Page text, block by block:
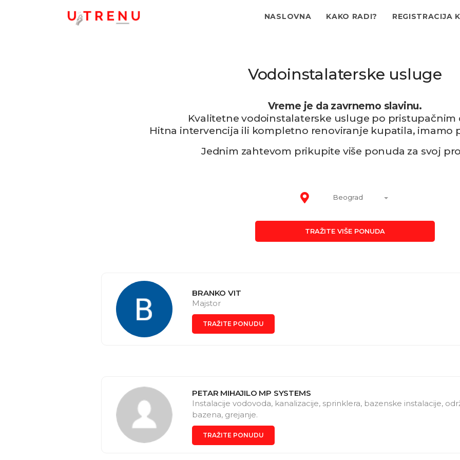
NASLOVNA KAKO RADI? REGISTRACIJA
Vodoinstalaterske usluge
Vreme je da zavrnemo slavinu.
Kvalitetne vodoinstalaterske usluge po pristupačnim
Hitna intervencija ili kompletno renoviranje kupatila, imamo
Jednim zahtevom prikupite više ponuda za svoj
Beograd
TRAŽITE VIŠE PONUDA
BRANKO VIT
Majstor
TRAŽITE PONUDU
PETAR MIHAJILO MP SYSTEMS
Instalacije vodovoda, kanalizacije, sprinklera, bazenske instalacije,
bazena, grejanje.
TRAŽITE PONUDU